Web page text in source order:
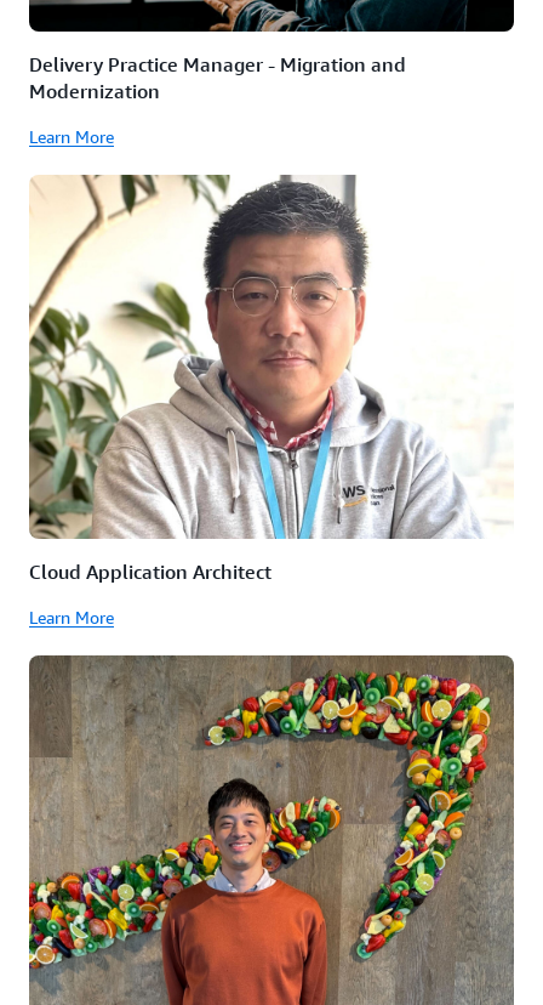
Delivery Practice Manager - Migration and
Modernization
Learn More
Cloud Application Architect
Learn More